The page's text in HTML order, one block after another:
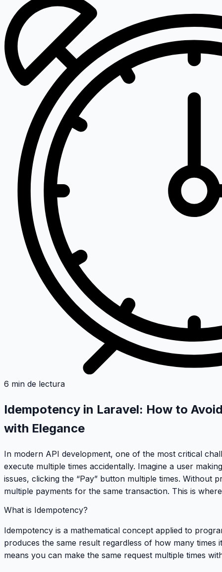
6 min de lectura
Idempotency in Laravel: How to
with Elegance
In modern API development, one of the most critical
execute multiple times accidentally. Imagine a user
issues, clicking the “Pay” button multiple times. Without
multiple payments for the same transaction. This is
What is Idempotency?
Idempotency is a mathematical concept applied to
produces the same result regardless of how many times
means you can make the same request multiple times